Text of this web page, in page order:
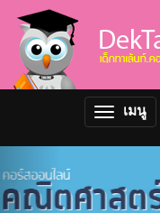
Toggle
navigation
เมนู